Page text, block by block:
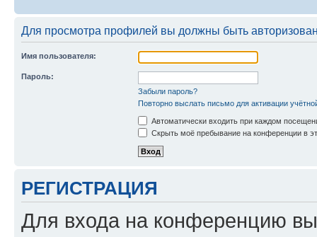
Для просмотра профилей вы должны быть
Имя пользователя:
Пароль:
Забыли пароль?
Повторно выслать письмо для активации
Автоматически входить при каждом
Скрыть моё пребывание на конференции в
РЕГИСТРАЦИЯ
Для входа на конференцию